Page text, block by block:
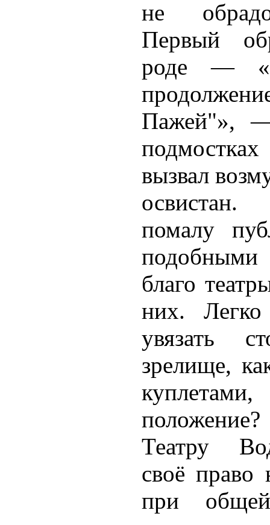
не
Первый
роде —
Пажей"»,
вызвал
помалу
благо
них.
увязать
зрелище,
Театру
своё право
при общей